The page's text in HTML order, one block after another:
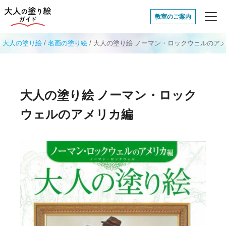
大人の塗り絵ガイド
教室のご案内
大人の塗り絵 / 名画の塗り絵 / 大人の塗り絵 ノーマン・ロックウェルのア
大人の塗り絵 ノーマン・ロック
ウェルのアメリカ編